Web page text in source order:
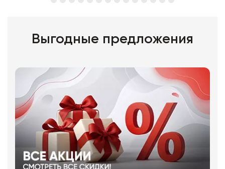
Выгодные предложения